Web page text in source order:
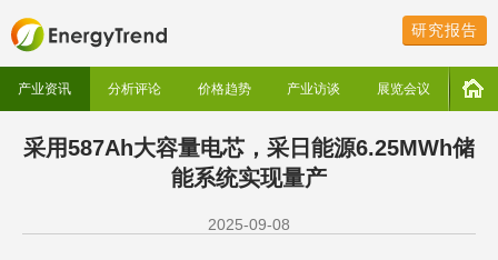
研究报告
产业资讯 分析评论 价格趋势 产业访谈 展览会议
采用587Ah大容量电芯，采日能源6.25MWh储
能系统实现量产
2025-09-08